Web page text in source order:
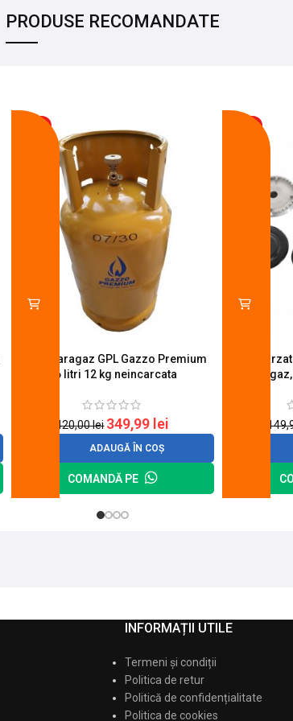
PRODUSE RECOMANDATE
Butelie aragaz GPL Gazzo Premium
26 litri 12 kg neincarcata
420,00lei 349,99 lei
ADAUGĂ ÎN COȘ
COMANDĂ PE
Set 4
INFORMAȚII UTILE
Termeni și condiții
Politica de retur
Politică de confidențialitate
Politica de cookies